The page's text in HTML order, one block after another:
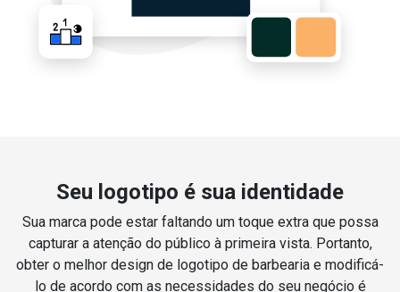
Seu logotipo é sua identidade
Sua marca pode estar faltando um toque extra que possa
capturar a atenção do público à primeira vista. Portanto,
obter o melhor design de logotipo de barbearia e modificá-
lo de acordo com as necessidades do seu negócio é